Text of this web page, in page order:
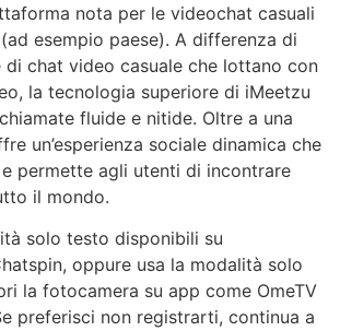
nota per le videochat casuali
esempio paese). A differenza di
chat video casuale che lottano con
la tecnologia superiore di iMeetzu
fluide e nitide. Oltre a una
un’esperienza sociale dinamica che
permette agli utenti di incontrare
il mondo.
solo testo disponibili su
oppure usa la modalità solo
la fotocamera su app come OmeTV
preferisci non registrarti, continua a